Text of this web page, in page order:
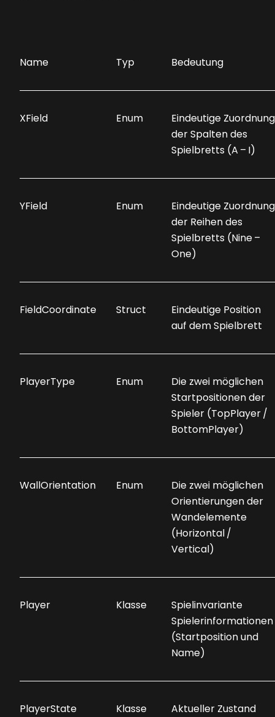
Name Typ Bedeutung
XField Enum
Eindeutige Zuordnung
der Spalten des
Spielbretts (A – I)
YField Enum
Eindeutige Zuordnung
der Reihen des
Spielbretts (Nine –
One)
FieldCoordinate Struct
Eindeutige Position
auf dem Spielbrett
PlayerType Enum
Die zwei möglichen
Startpositionen der
Spieler (TopPlayer /
BottomPlayer)
WallOrientation Enum
Die zwei möglichen
Orientierungen der
Wandelemente
(Horizontal /
Vertical)
Player Klasse
Spielinvariante
Spielerinformationen
(Startposition und
Name)
PlayerState Klasse
Aktueller Zustand